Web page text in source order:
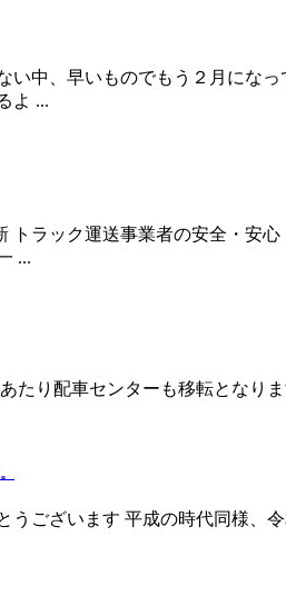
い中、早いものでもう２月にな
よ ...
ラック運送事業者の安全・安
...
たり配車センターも移転となり
うございます 平成の時代同様、